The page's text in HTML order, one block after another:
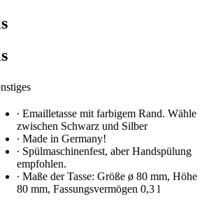
∙ Emailletasse mit farbigem Rand. Wähle
zwischen Schwarz und Silber
∙ Made in Germany!
∙ Spülmaschinenfest, aber Handspülung
empfohlen.
∙ Maße der Tasse: Größe ø 80 mm, Höhe
80 mm, Fassungsvermögen 0,3 l